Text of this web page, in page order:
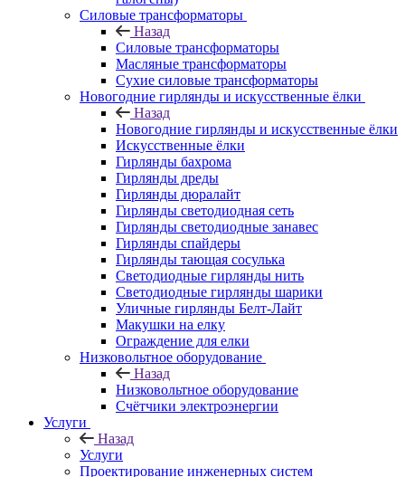
Силовые трансформаторы
Назад
Силовые трансформаторы
Масляные трансформаторы
Сухие силовые трансформаторы
Новогодние гирлянды и искусственные ёлки
Назад
Новогодние гирлянды и искусственные ёлки
Искусственные ёлки
Гирлянды бахрома
Гирлянды дреды
Гирлянды дюралайт
Гирлянды светодиодная сеть
Гирлянды светодиодные занавес
Гирлянды спайдеры
Гирлянды тающая сосулька
Светодиодные гирлянды нить
Светодиодные гирлянды шарики
Уличные гирлянды Белт-Лайт
Макушки на елку
Ограждение для елки
Низковольтное оборудование
Назад
Низковольтное оборудование
Счётчики электроэнергии
Услуги
Назад
Услуги
Проектирование инженерных систем